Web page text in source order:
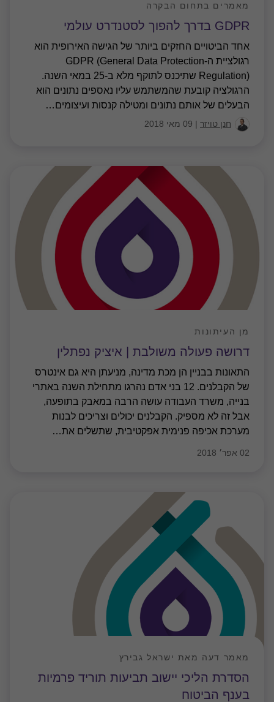
GDPR בדרך להפוך לסטנדרט עולמי
מאמרים בתחום הבקרה
אחד הביטויים החזקים ביותר של הגישה האירופית הוא
רגולציית ה-GDPR (General Data Protection
Regulation) שתיכנס לתוקף מלא ב-25 במאי השנה.
הרגולציה קובעת שהמשתמש עליו נאספים נתונים הוא
הבעלים של אותם נתונים ומטילה קנסות ועיצומים…
חנן טויזר | 09 מאי 2018
דרושה פעולה משולבת | איציק נפתלין
מן העיתונות
התאונות בבניין הן מכת מדינה, מניעתן היא גם אינטרס
של הקבלנים. 12 בני אדם נהרגו מתחילת השנה באתרי
בנייה, משרד העבודה עושה הרבה במאבק בתופעה,
אבל זה לא מספיק. הקבלנים יכולים וצריכים לבנות
מערכת אכיפה פנימית אפקטיבית, שתשלים את…
02 אפר׳ 2018
הסדרת הליכי יישוב תביעות תוריד פרמיות
בענף הביטוח
מאמר דעה מאת ישראל גבירץ